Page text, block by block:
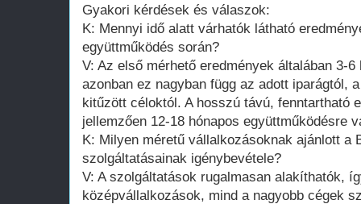
Gyakori kérdések és válaszok:
K: Mennyi idő alatt várhatók látható
együttműködés során?
V: Az első mérhető eredmények általában 3-
azonban ez nagyban függ az adott iparágtól,
kitűzött céloktól. A hosszú távú, fenntartható
jellemzően 12-18 hónapos együttműködésre
K: Milyen méretű vállalkozásoknak ajánlott a
szolgáltatásainak igénybevétele?
V: A szolgáltatások rugalmasan alakíthatók,
középvállalkozások, mind a nagyobb cégek